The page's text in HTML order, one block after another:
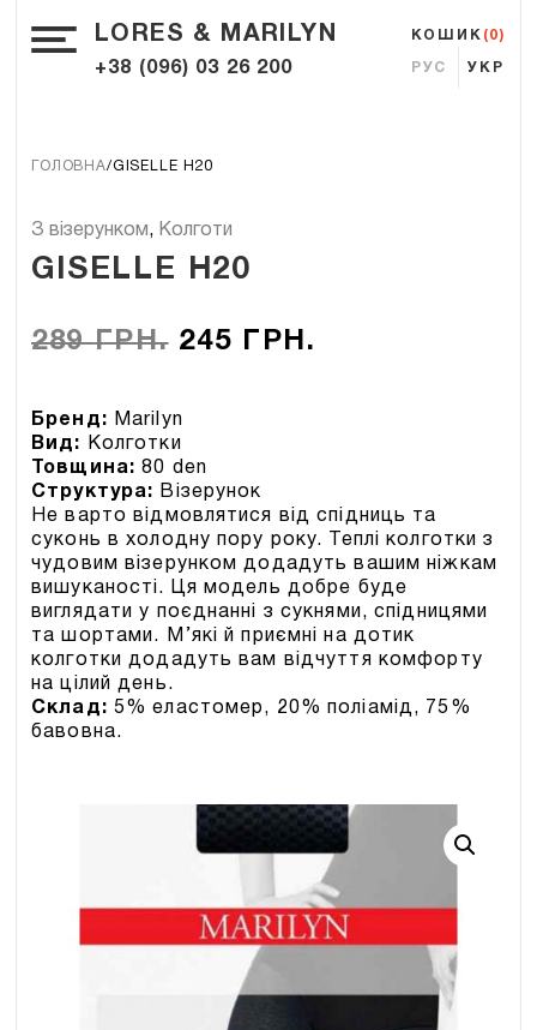
LORES & MARILYN
+38 (096) 03 26 200 РУС УКР
КОШИК (0)
ГОЛОВНА GISELLE H20
З візерунком , Колготи
GISELLE H20
289ГРН. 245 ГРН.
Бренд: Marilyn
Вид:
Колготки
Товщина: 80 den
Структура:
Візерунок
Не варто відмовлятися від спідниць та
суконь в холодну пору року. Теплі колготки з
чудовим візерунком додадуть вашим ніжкам
вишуканості. Ця модель добре буде
виглядати у поєднанні з сукнями, спідницями
та шортами. М’які й приємні на дотик
колготки додадуть вам відчуття комфорту
на цілий день.
Склад: 5% еластомер, 20% поліамід, 75%
бавовна.